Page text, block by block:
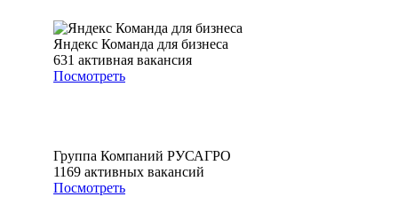
Яндекс Команда для бизнеса
631 активная вакансия
Посмотреть
Группа Компаний РУСАГРО
1169 активных вакансий
Посмотреть